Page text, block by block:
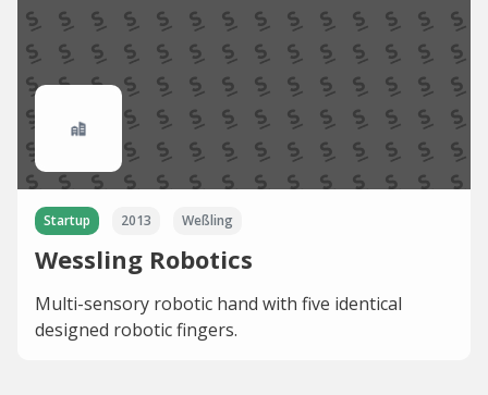
Startup 2013 Weßling
Wessling Robotics
Multi-sensory robotic hand with five identical
designed robotic fingers.